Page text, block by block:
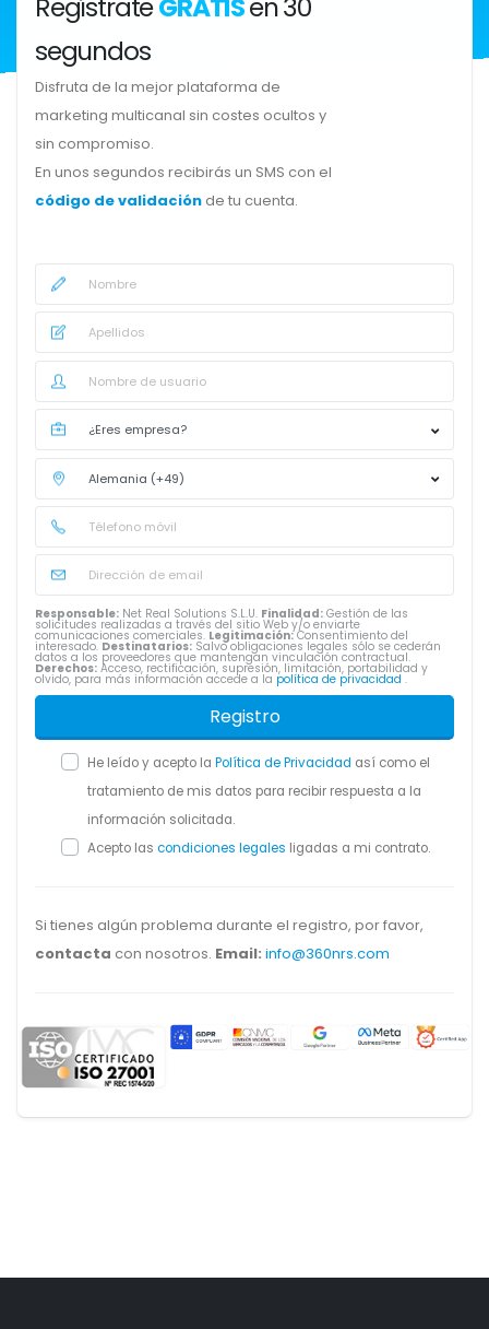
segundos
Disfruta de la mejor plataforma de
marketing multicanal sin costes ocultos y
sin compromiso.
En unos segundos recibirás un SMS con el
código de validación de tu cuenta.
Responsable: Net Real Solutions S.L.U. Finalidad: Gestión de las
solicitudes realizadas a través del sitio Web y/o enviarte
comunicaciones comerciales. Legitimación:Consentimiento del
interesado. Destinatarios: Salvo obligaciones legales sólo se cederán
datos a los proveedores que mantengan vinculación contractual.
Derechos: Acceso, rectificación, supresión, limitación, portabilidad y
olvido, para más información accede a la política de privacidad .
Registro
He leído y acepto la Política de Privacidad así como el
tratamiento de mis datos para recibir respuesta a la
información solicitada.
Acepto las condiciones legales ligadas a mi contrato.
Si tienes algún problema durante el registro, por favor,
contacta con nosotros. Email: info@360nrs.com